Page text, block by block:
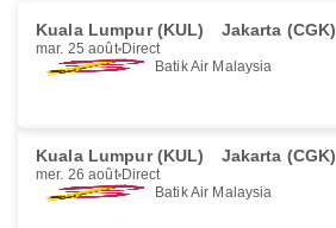
Kuala Lumpur (KUL) Jakarta (CGK)
mar. 25 août Direct
Batik Air Malaysia
Kuala Lumpur (KUL) Jakarta (CGK)
mer. 26 août Direct
Batik Air Malaysia